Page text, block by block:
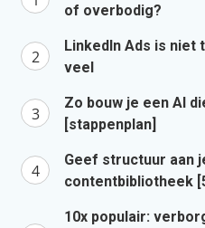
of overbodig?
LinkedIn Ads is niet
veel
Zo bouw je een AI
[stappenplan]
Geef structuur aan
contentbibliotheek
10x populair: